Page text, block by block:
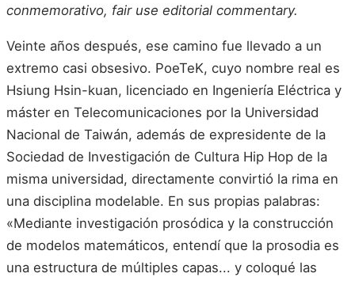
conmemorativo, fair use editorial commentary.
Veinte años después, ese camino fue llevado a un
extremo casi obsesivo. PoeTeK, cuyo nombre real es
Hsiung Hsin-kuan, licenciado en Ingeniería Eléctrica y
máster en Telecomunicaciones por la Universidad
Nacional de Taiwán, además de expresidente de la
Sociedad de Investigación de Cultura Hip Hop de la
misma universidad, directamente convirtió la rima en
una disciplina modelable. En sus propias palabras:
«Mediante investigación prosódica y la construcción
de modelos matemáticos, entendí que la prosodia es
una estructura de múltiples capas... y coloqué las